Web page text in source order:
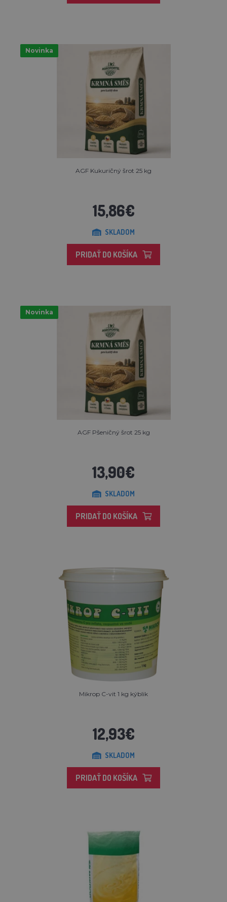
Novinka
AGF Kukuričný šrot 25 kg
15,86€
SKLADOM
PRIDAŤ DO KOŠÍKA
Novinka
AGF Pšeničný šrot 25 kg
13,90€
SKLADOM
PRIDAŤ DO KOŠÍKA
Mikrop C-vit 1 kg kýblik
12,93€
SKLADOM
PRIDAŤ DO KOŠÍKA